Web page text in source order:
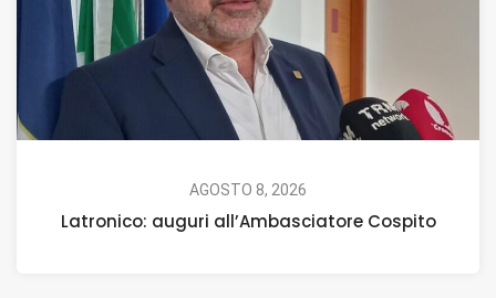
AGOSTO 8, 2026
Latronico: auguri all’Ambasciatore Cospito